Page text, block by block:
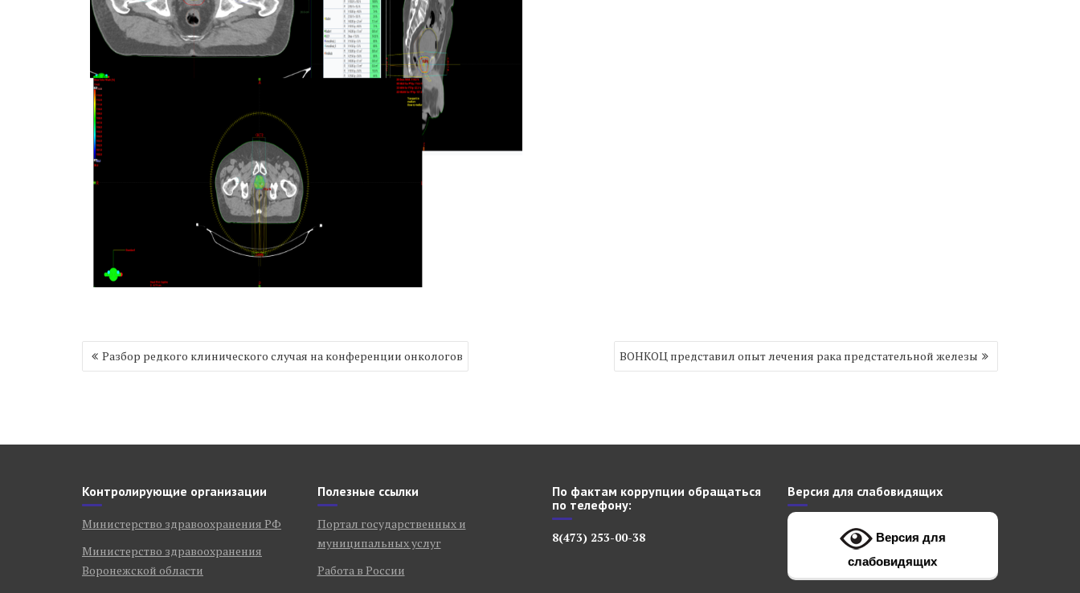
Навигация
по
Разбор редкого клинического случая на конференции онкологов ВОНКОЦ представил опыт лечения рака предстательной железы
Контролирующие организации
Министерство здравоохранения РФ
Министерство здравоохранения
Воронежской области
Полезные ссылки
Портал государственных и
муниципальных услуг
Работа в России
По фактам коррупции обращаться
по телефону:
8(473) 253-00-38
Версия для слабовидящих
Версия для
слабовидящих